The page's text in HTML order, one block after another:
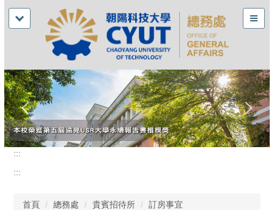
:::
:::
首頁 總務處 貴賓招待所 訂房事宜